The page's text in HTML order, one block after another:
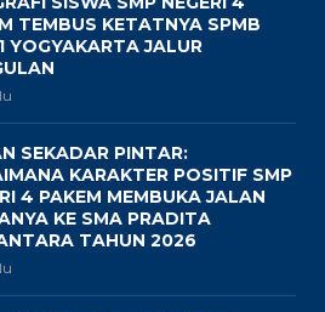
TEMBUS KETATNYA SPMB
YOGYAKARTA JALUR
SEKADAR PINTAR:
KARAKTER POSITIF SMP
4 PAKEM MEMBUKA JALAN
KE SMA PRADITA
TAHUN 2026